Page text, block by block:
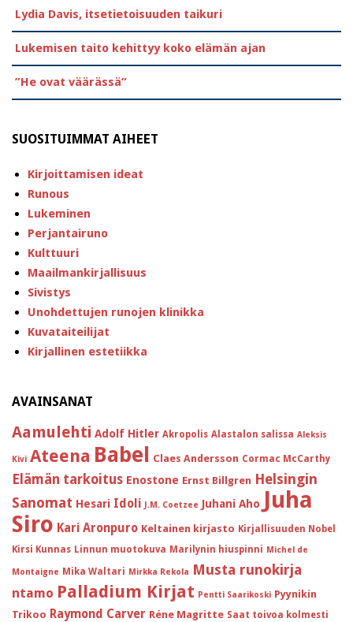
Lydia Davis, itsetietoisuuden taikuri
Lukemisen taito kehittyy koko elämän ajan
”He ovat väärässä”
SUOSITUIMMAT AIHEET
Kirjoittamisen ideat
Runous
Lukeminen
Perjantairuno
Kulttuuri
Maailmankirjallisuus
Sivistys
Unohdettujen runojen klinikka
Kuvataiteilijat
Kirjallinen estetiikka
AVAINSANAT
Aamulehti Adolf Hitler Akropolis Alastalon salissa Aleksis
Kivi Ateena Babel Claes Andersson Cormac McCarthy
Elämän tarkoitus Enostone Ernst Billgren Helsingin
Sanomat Hesari Idoli J.M. Coetzee Juhani Aho Juha
Siro Kari Aronpuro Keltainen kirjasto Kirjallisuuden Nobel
Kirsi Kunnas Linnun muotokuva Marilynin hiuspinni Michel de
Montaigne Mika Waltari Mirkka Rekola Musta runokirja
ntamo Palladium Kirjat Pentti Saarikoski Pyynikin
Trikoo Raymond Carver Réne Magritte Saat toivoa kolmesti